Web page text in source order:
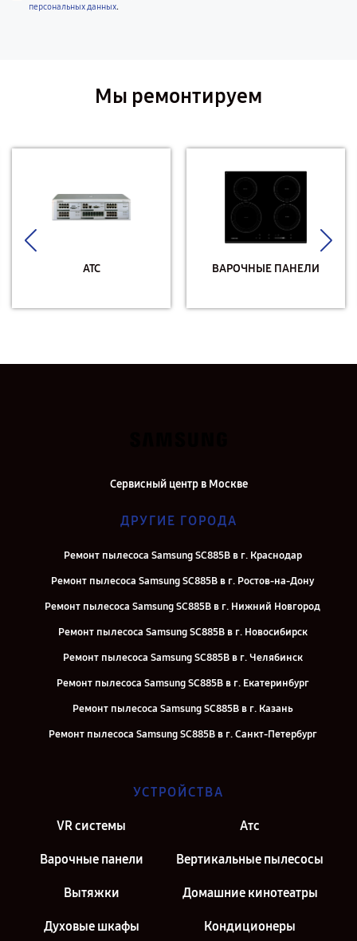
персональных данных.
Мы ремонтируем
АТС ВАРОЧНЫЕ ПАНЕЛИ
Сервисный центр в Москве
ДРУГИЕ ГОРОДА
Ремонт пылесоса Samsung SC885B в г. Краснодар
Ремонт пылесоса Samsung SC885B в г. Ростов-на-Дону
Ремонт пылесоса Samsung SC885B в г. Нижний Новгород
Ремонт пылесоса Samsung SC885B в г. Новосибирск
Ремонт пылесоса Samsung SC885B в г. Челябинск
Ремонт пылесоса Samsung SC885B в г. Екатеринбург
Ремонт пылесоса Samsung SC885B в г. Казань
Ремонт пылесоса Samsung SC885B в г. Санкт-Петербург
УСТРОЙСТВА
VR системы Атс
Варочные панели Вертикальные пылесосы
Вытяжки Домашние кинотеатры
Духовые шкафы Кондиционеры